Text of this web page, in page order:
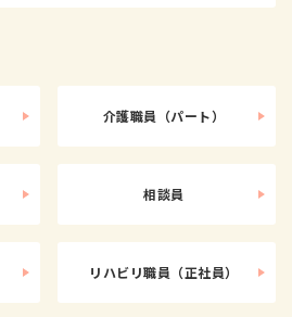
介護職員（パート）
相談員
リハビリ職員（正社員）